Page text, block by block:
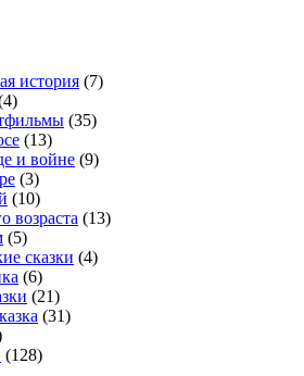
история (7)
(35)
(13)
и войне (9)
(3)
(10)
возраста (13)
(5)
сказки (4)
(6)
(21)
(31)
(128)